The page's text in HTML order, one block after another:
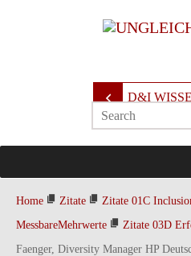
D&I
Home Zitate Zitate 01C
MessbareMehrwerte
Zitate 03D
Faenger, Diversity Manager HP